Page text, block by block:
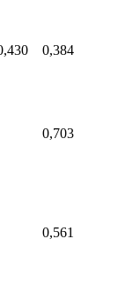
0,384
0,703
0,561